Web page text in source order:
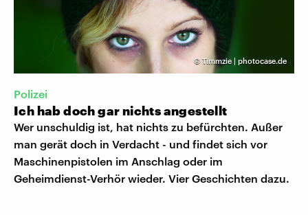
© Timmzie | photocase.de
Polizei
Ich hab doch gar nichts angestellt
Wer unschuldig ist, hat nichts zu befürchten. Außer
man gerät doch in Verdacht - und findet sich vor
Maschinenpistolen im Anschlag oder im
Geheimdienst-Verhör wieder. Vier Geschichten dazu.